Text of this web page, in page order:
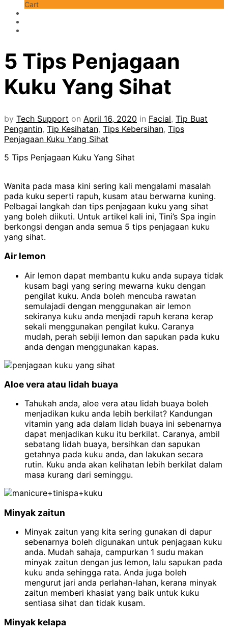
Cart
5 Tips Penjagaan
Kuku Yang Sihat
by Tech Support on April 16, 2020 in Facial, Tip Buat
Pengantin, Tip Kesihatan, Tips Kebersihan, Tips
Penjagaan Kuku Yang Sihat
5 Tips Penjagaan Kuku Yang Sihat
Wanita pada masa kini sering kali mengalami masalah
pada kuku seperti rapuh, kusam atau berwarna kuning.
Pelbagai langkah dan tips penjagaan kuku yang sihat
yang boleh diikuti. Untuk artikel kali ini, Tini’s Spa ingin
berkongsi dengan anda semua 5 tips penjagaan kuku
yang sihat.
Air lemon
Air lemon dapat membantu kuku anda supaya tidak
kusam bagi yang sering mewarna kuku dengan
pengilat kuku. Anda boleh mencuba rawatan
semulajadi dengan menggunakan air lemon
sekiranya kuku anda menjadi rapuh kerana kerap
sekali menggunakan pengilat kuku. Caranya
mudah, perah sebiji lemon dan sapukan pada kuku
anda dengan menggunakan kapas.
Aloe vera atau lidah buaya
Tahukah anda, aloe vera atau lidah buaya boleh
menjadikan kuku anda lebih berkilat? Kandungan
vitamin yang ada dalam lidah buaya ini sebenarnya
dapat menjadikan kuku itu berkilat. Caranya, ambil
sebatang lidah buaya, bersihkan dan sapukan
getahnya pada kuku anda, dan lakukan secara
rutin. Kuku anda akan kelihatan lebih berkilat dalam
masa kurang dari seminggu.
Minyak zaitun
Minyak zaitun yang kita sering gunakan di dapur
sebenarnya boleh digunakan untuk penjagaan kuku
anda. Mudah sahaja, campurkan 1 sudu makan
minyak zaitun dengan jus lemon, lalu sapukan pada
kuku anda sehingga rata. Anda juga boleh
mengurut jari anda perlahan-lahan, kerana minyak
zaitun memberi khasiat yang baik untuk kuku
sentiasa sihat dan tidak kusam.
Minyak kelapa